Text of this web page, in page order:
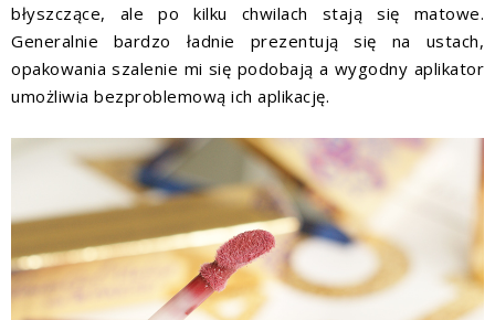
błyszczące, ale po kilku chwilach stają się matowe.
Generalnie bardzo ładnie prezentują się na ustach,
opakowania szalenie mi się podobają a wygodny aplikator
umożliwia bezproblemową ich aplikację.